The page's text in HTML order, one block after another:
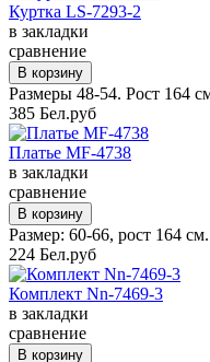
Куртка LS-7293-2
в закладки
сравнение
Размеры 48-54. Рост 164
385 Бел.руб
Платье MF-4738
в закладки
сравнение
Размер: 60-66, рост 164
224 Бел.руб
Комплект Nn-7469-3
в закладки
сравнение